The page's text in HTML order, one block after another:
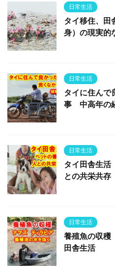
日常生活
タイ移住、田
身）の現実的
日常生活
タイに住ん
事 中高年の
日常生活
タイ田舎生
との共栄共存
日常生活
養殖魚の収
田舎生活